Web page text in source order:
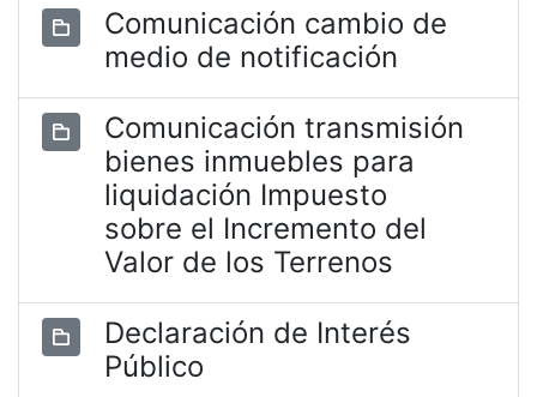
Comunicación cambio de
medio de notificación
Comunicación transmisión
bienes inmuebles para
liquidación Impuesto
sobre el Incremento del
Valor de los Terrenos
Declaración de Interés
Público